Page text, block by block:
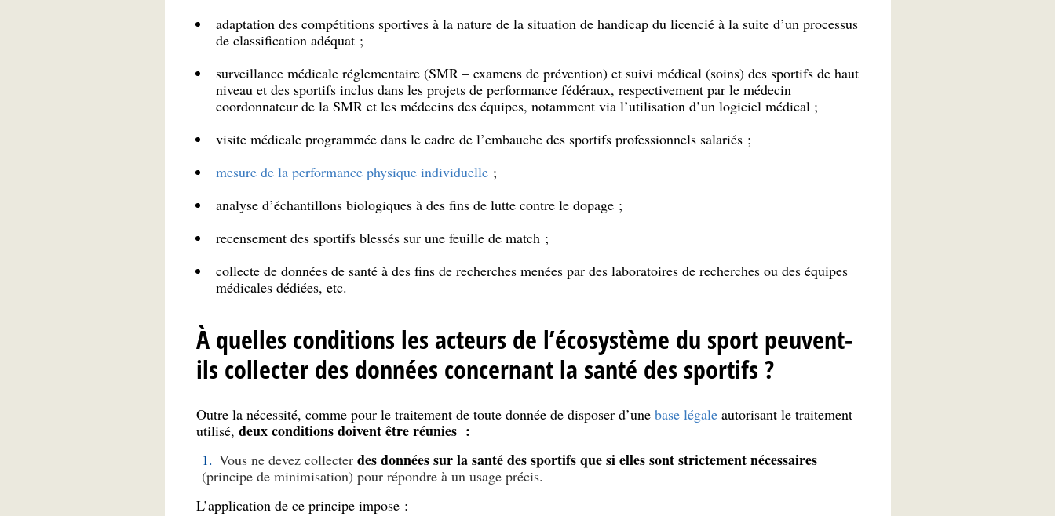
adaptation des compétitions sportives à la nature de la situation de handicap du licencié à la suite d’un processus
de classification adéquat ;
surveillance médicale réglementaire (SMR – examens de prévention) et suivi médical (soins) des sportifs de haut
niveau et des sportifs inclus dans les projets de performance fédéraux, respectivement par le médecin
coordonnateur de la SMR et les médecins des équipes, notamment via l’utilisation d’un logiciel médical ;
visite médicale programmée dans le cadre de l’embauche des sportifs professionnels salariés ;
mesure de la performance physique individuelle;
analyse d’échantillons biologiques à des fins de lutte contre le dopage ;
recensement des sportifs blessés sur une feuille de match ;
collecte de données de santé à des fins de recherches menées par des laboratoires de recherches ou des équipes
médicales dédiées, etc.
À quelles conditions les acteurs de l’écosystème du sport peuvent-
ils collecter des données concernant la santé des sportifs ?
Outre la nécessité, comme pour le traitement de toute donnée de disposer d’une base légaleautorisant le traitement
utilisé, deux conditions doivent être réunies :
Vous ne devez collecter des données sur la santé des sportifs que si elles sont strictement nécessaires
(principe de minimisation) pour répondre à un usage précis.
L’application de ce principe impose :